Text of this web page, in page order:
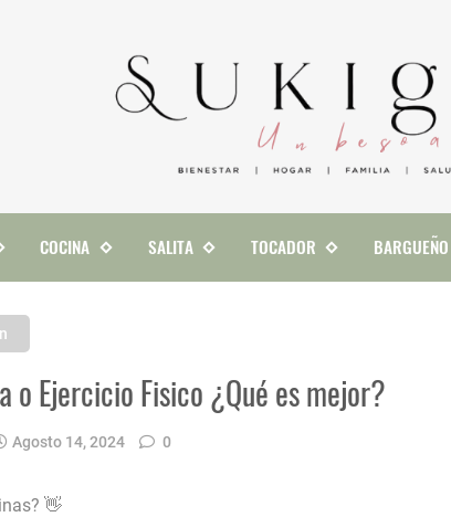
COCINA SALITA TOCADOR BARGUEÑO
o Ejercicio Fisico ¿Qué es mejor?
Agosto 14, 2024 0
👋